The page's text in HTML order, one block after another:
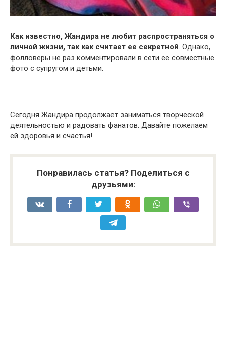
Как известно, Жандира не любит распространяться о
личной жизни, так как считает ее секретной. Однако,
фолловеры не раз комментировали в сети ее совместные
фото с супругом и детьми.
Сегодня Жандира продолжает заниматься творческой
деятельностью и радовать фанатов. Давайте пожелаем
ей здоровья и счастья!
Понравилась статья? Поделиться с
друзьями: